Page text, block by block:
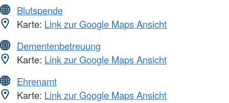
Blutspende
Karte: Link zur Google Maps Ansicht
Dementenbetreuung
Karte: Link zur Google Maps Ansicht
Ehrenamt
Karte: Link zur Google Maps Ansicht